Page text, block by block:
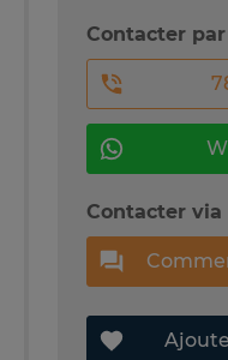
Contacter
Contacter via